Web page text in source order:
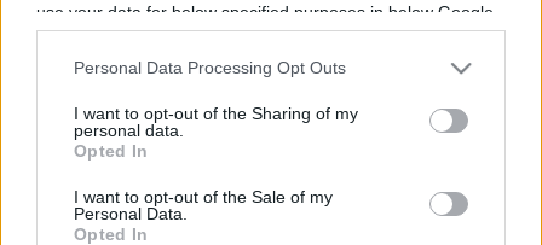
use your data for below specified purposes in below Google
consent section.
Personal Data Processing Opt Outs
I want to opt-out of the Sharing of my
personal data.
Opted In
I want to opt-out of the Sale of my
Personal Data.
Opted In
Mardi 14 octobre 2025